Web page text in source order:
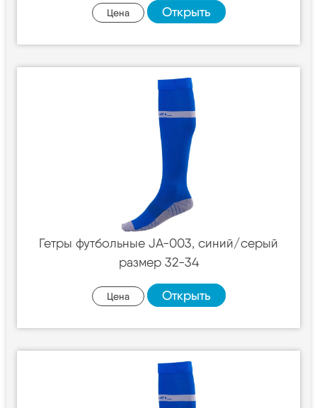
Цена Открыть
Гетры футбольные JA-003, синий/серый
размер 32-34
Цена Открыть